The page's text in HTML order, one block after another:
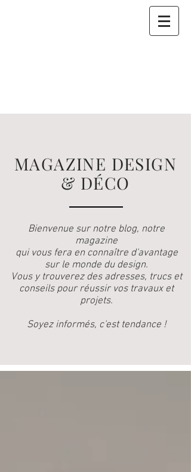
MAGAZINE DESIGN
& DÉCO
Bienvenue sur notre blog, notre
magazine
qui vous fera en connaître d'avantage
sur le monde du design.
Vous y trouverez des adresses, trucs et
conseils pour réussir vos travaux et
projets.
Soyez informés, c'est tendance !